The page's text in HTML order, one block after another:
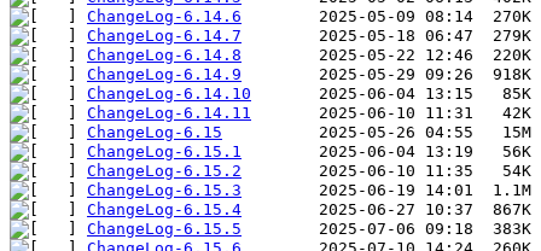
ChangeLog-6.14.6
ChangeLog-6.14.7
ChangeLog-6.14.8
ChangeLog-6.14.9
ChangeLog-6.14.10
ChangeLog-6.14.11
ChangeLog-6.15
ChangeLog-6.15.1
ChangeLog-6.15.2
ChangeLog-6.15.3
ChangeLog-6.15.4
ChangeLog-6.15.5